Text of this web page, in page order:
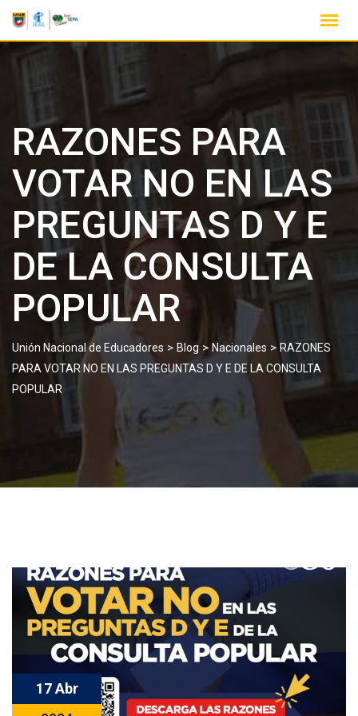
RAZONES PARA
VOTAR NO EN LAS
PREGUNTAS D Y E
DE LA CONSULTA
POPULAR
Unión Nacional de Educadores > Blog > Nacionales > RAZONES
PARA VOTAR NO EN LAS PREGUNTAS D Y E DE LA CONSULTA
POPULAR
17 Abr
DearFlip: Loading PDF 100%
...